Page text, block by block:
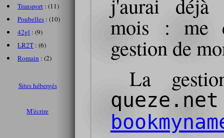
j'aurai déjà
mois : me
gestion de
La
queze.net
Transport : (11)
Poubelles : (10)
42gl : (9)
LR2T : (6)
Romain : (2)
Sites hébergés
M'écrire